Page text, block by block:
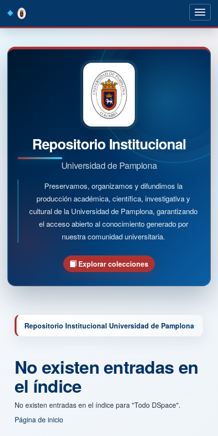
navigation
Repositorio Institucional
Universidad de Pamplona
Preservamos, organizamos y difundimos la
producción académica, científica, investigativa y
cultural de la Universidad de Pamplona, garantizando
el acceso abierto al conocimiento generado por
nuestra comunidad universitaria.
Explorar colecciones
Repositorio Institucional Universidad de Pamplona
No existen entradas en
el índice
No existen entradas en el índice para "Todo DSpace".
Página de inicio